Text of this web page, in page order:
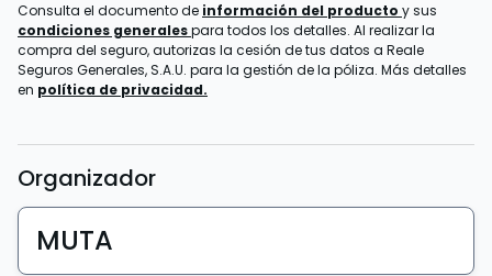
Consulta el documento de información del producto y sus
condiciones generalespara todos los detalles. Al realizar la
compra del seguro, autorizas la cesión de tus datos a Reale
Seguros Generales, S.A.U. para la gestión de la póliza. Más detalles
en política de privacidad.
Organizador
MUTA